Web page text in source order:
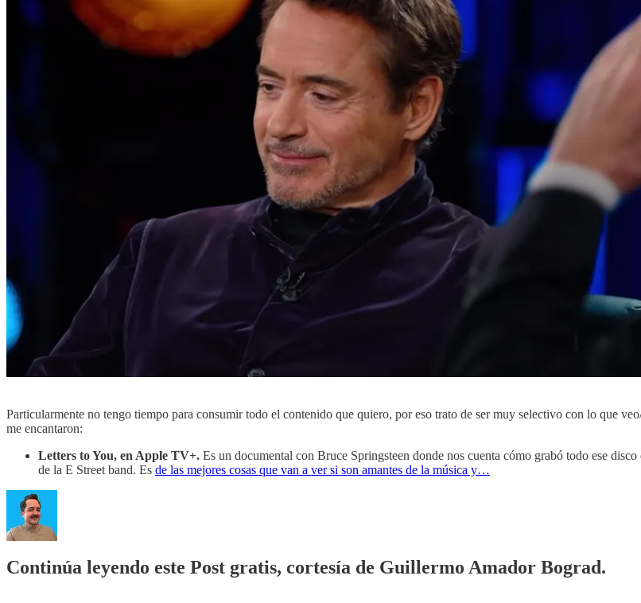
Particularmente no tengo tiempo para consumir todo el contenido que quiero, por eso trato de ser muy selectivo con lo que
me encantaron:
Letters to You, en Apple TV+. Es un documental con Bruce Springsteen donde nos cuenta cómo grabó todo ese
de la E Street band. Es de las mejores cosas que van a ver si son amantes de la música y…
Continúa leyendo este Post gratis, cortesía de Guillermo Amador Bograd.